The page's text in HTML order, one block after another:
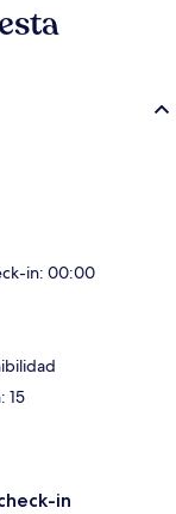
in: 00:00
15
in